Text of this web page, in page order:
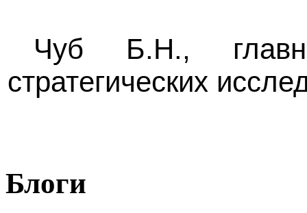
Чуб Б.Н.,
стратегических
Блоги